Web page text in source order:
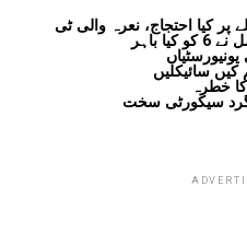
پر کیا احتجاج، نعرہ والی ٹی
باہر
خطرہ
گرد سیکورٹی سخت